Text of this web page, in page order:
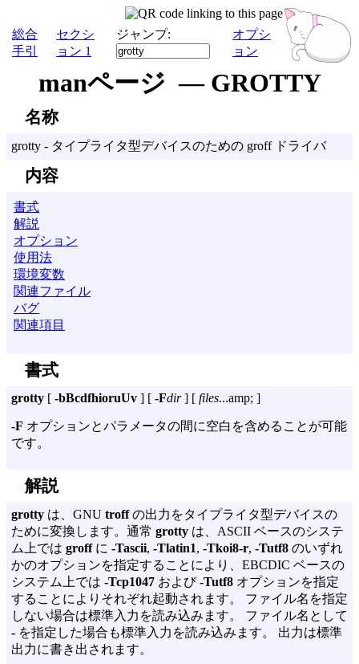
総合
手引
セクシ
ョン 1
ジャンプ:
オプシ
ョン
manページ — GROTTY
名称
grotty - タイプライタ型デバイスのための groff ドライバ
内容
書式
解説
オプション
使用法
環境変数
関連ファイル
バグ
関連項目
書式
grotty [ -bBcdfhioruUv ] [ -Fdir] [ files...amp; ]
-F オプションとパラメータの間に空白を含めることが可能
です。
解説
grotty は、GNU troffの出力をタイプライタ型デバイスの
ために変換します。通常 grotty は、ASCII ベースのシステ
ム上では groffに -Tascii, -Tlatin1, -Tkoi8-r, -Tutf8 のいずれ
かのオプションを指定することにより、EBCDIC ベースの
システム上では -Tcp1047 および-Tutf8 オプションを指定
することによりそれぞれ起動されます。 ファイル名を指定
しない場合は標準入力を読み込みます。 ファイル名として
- を指定した場合も標準入力を読み込みます。 出力は標準
出力に書き出されます。